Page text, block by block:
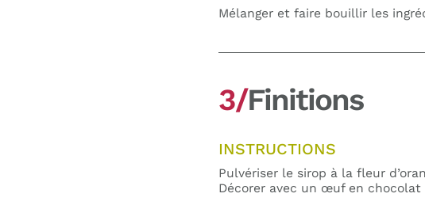
Mélanger et faire bouillir les
3/Finitions
INSTRUCTIONS
Pulvériser le sirop à la fleur
Décorer avec un œuf en